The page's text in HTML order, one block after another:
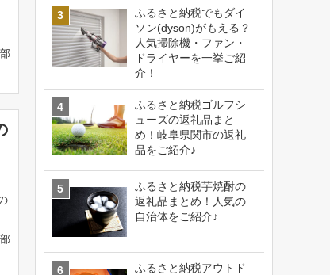
ふるさと納税でもダイ
ソン(dyson)がもえる？
人気掃除機・ファン・
ドライヤーを一挙ご紹
介！
ふるさと納税ゴルフシ
ューズの返礼品まと
め！岐阜県関市の返礼
品をご紹介♪
ふるさと納税芋焼酎の
返礼品まとめ！人気の
自治体をご紹介♪
ふるさと納税アウトド